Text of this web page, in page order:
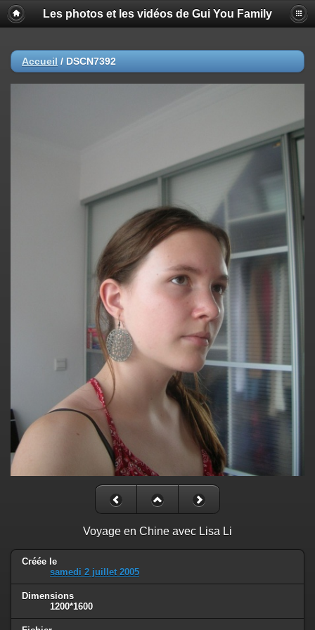
Les photos et les vidéos de Gui You Family
Accueil / DSCN7392
Voyage en Chine avec Lisa Li
Créée le
samedi 2 juillet 2005
Dimensions
1200*1600